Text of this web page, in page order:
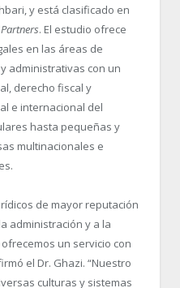
y está clasificado en
. El estudio ofrece
en las áreas de
administrativas con un
derecho fiscal y
e internacional del
hasta pequeñas y
multinacionales e
de mayor reputación
administración y a la
un servicio con
el Dr. Ghazi. “Nuestro
culturas y sistemas